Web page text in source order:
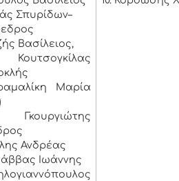
Σπυρίδων–
Βασίλειος,
Κουτσογκίλας
Μαρία
Γκουργιώτης
Ανδρέας
Ιωάννης